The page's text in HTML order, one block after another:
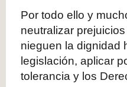
Por todo ello y
neutralizar
nieguen la dignidad
legislación, aplicar
tolerancia y los